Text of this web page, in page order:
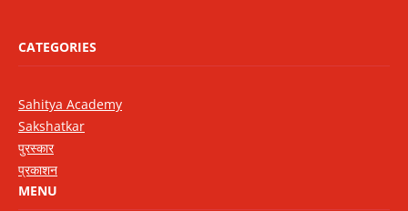
CATEGORIES
Sahitya Academy
Sakshatkar
पुरस्कार
प्रकाशन
MENU